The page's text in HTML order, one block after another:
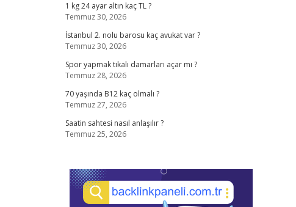
1 kg 24 ayar altın kaç TL ?
Temmuz 30, 2026
İstanbul 2. nolu barosu kaç avukat var ?
Temmuz 30, 2026
Spor yapmak tıkalı damarları açar mı ?
Temmuz 28, 2026
70 yaşında B12 kaç olmalı ?
Temmuz 27, 2026
Saatin sahtesi nasıl anlaşılır ?
Temmuz 25, 2026